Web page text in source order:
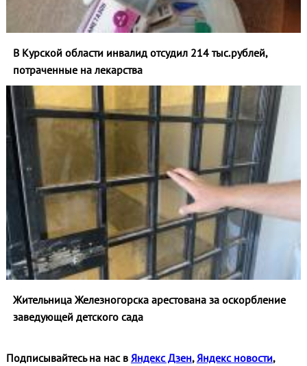
В Курской области инвалид отсудил 214 тыс.рублей,
потраченные на лекарства
Жительница Железногорска арестована за оскорбление
заведующей детского сада
Подписывайтесь на нас в Яндекс Дзен,Яндекс новости,